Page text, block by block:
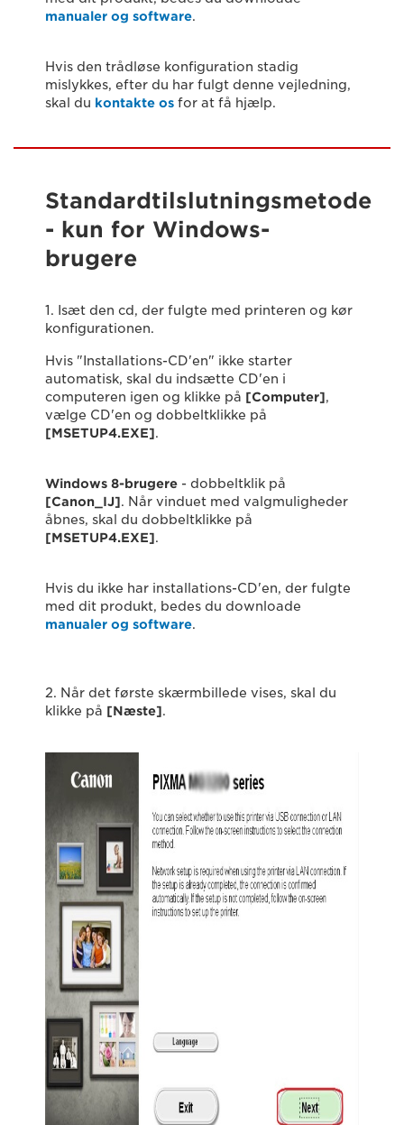
manualer og software.
Hvis den trådløse konfiguration stadig
mislykkes, efter du har fulgt denne vejledning,
skal du kontakte os for at få hjælp.
Standardtilslutningsmetode
- kun for Windows-
brugere
1. Isæt den cd, der fulgte med printeren og kør
konfigurationen.
Hvis "Installations-CD'en" ikke starter
automatisk, skal du indsætte CD'en i
computeren igen og klikke på [Computer],
vælge CD'en og dobbeltklikke på
[MSETUP4.EXE].
Windows 8-brugere - dobbeltklik på
[Canon_IJ]. Når vinduet med valgmuligheder
åbnes, skal du dobbeltklikke på
[MSETUP4.EXE].
Hvis du ikke har installations-CD'en, der fulgte
med dit produkt, bedes du downloade
manualer og software.
2. Når det første skærmbillede vises, skal du
klikke på [Næste].